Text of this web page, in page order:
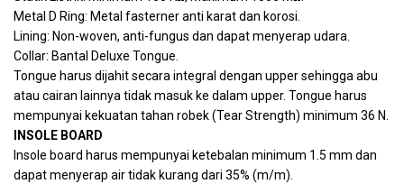
Metal D Ring: Metal fasterner anti karat dan korosi.
Lining: Non-woven, anti-fungus dan dapat menyerap udara.
Collar: Bantal Deluxe Tongue.
Tongue harus dijahit secara integral dengan upper sehingga abu
atau cairan lainnya tidak masuk ke dalam upper. Tongue harus
mempunyai kekuatan tahan robek (Tear Strength) minimum 36 N.
INSOLE BOARD
Insole board harus mempunyai ketebalan minimum 1.5 mm dan
dapat menyerap air tidak kurang dari 35% (m/m).